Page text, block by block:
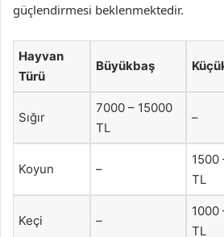
güçlendirmesi beklenmektedir.
Hayvan
Türü
Büyükbaş
Sığır
7000 – 15000
TL
–
Koyun –
1500
TL
Keçi –
1000
TL